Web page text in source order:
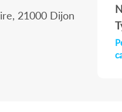
21000 Dijon